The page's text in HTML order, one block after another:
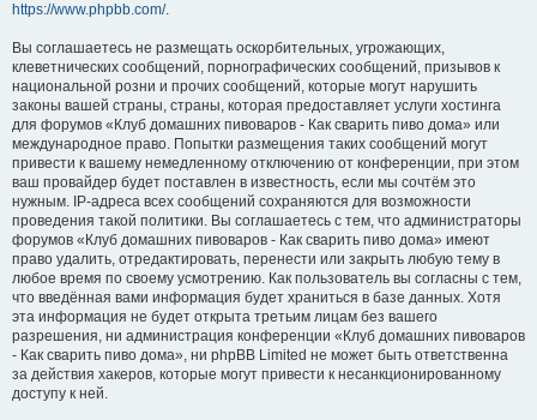
https://www.phpbb.com/.
Вы соглашаетесь не размещать оскорбительных, угрожающих,
клеветнических сообщений, порнографических сообщений, призывов к
национальной розни и прочих сообщений, которые могут нарушить
законы вашей страны, страны, которая предоставляет услуги хостинга
для форумов «Клуб домашних пивоваров - Как cварить пиво дома» или
международное право. Попытки размещения таких сообщений могут
привести к вашему немедленному отключению от конференции, при этом
ваш провайдер будет поставлен в известность, если мы сочтём это
нужным. IP-адреса всех сообщений сохраняются для возможности
проведения такой политики. Вы соглашаетесь с тем, что администраторы
форумов «Клуб домашних пивоваров - Как cварить пиво дома» имеют
право удалить, отредактировать, перенести или закрыть любую тему в
любое время по своему усмотрению. Как пользователь вы согласны с тем,
что введённая вами информация будет храниться в базе данных. Хотя
эта информация не будет открыта третьим лицам без вашего
разрешения, ни администрация конференции «Клуб домашних пивоваров
- Как cварить пиво дома», ни phpBB Limited не может быть ответственна
за действия хакеров, которые могут привести к несанкционированному
доступу к ней.